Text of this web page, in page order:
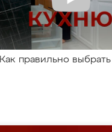
Как правильно